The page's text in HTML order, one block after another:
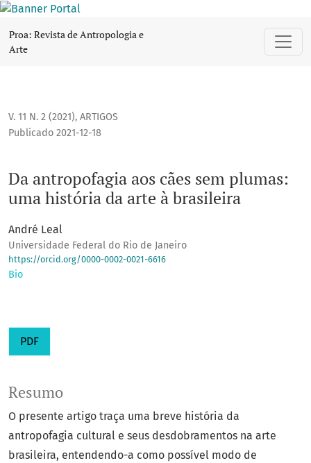
Proa: Revista de Antropologia e
Arte
V. 11 N. 2 (2021), ARTIGOS
Da antropofagia aos cães sem plumas:
uma história da arte à brasileira
Publicado 2021-12-18
André Leal
Universidade Federal do Rio de Janeiro
https://orcid.org/0000-0002-0021-6616
Bio
PDF
Resumo
O presente artigo traça uma breve história da
antropofagia cultural e seus desdobramentos na arte
brasileira, entendendo-a como possível modo de